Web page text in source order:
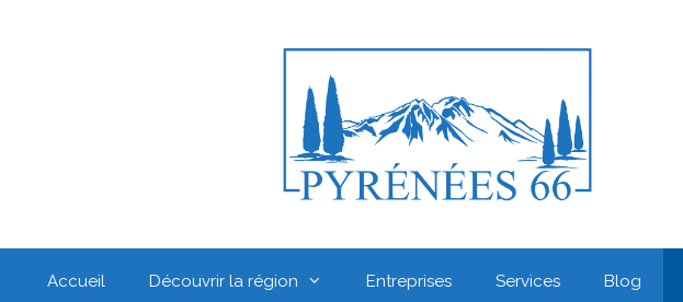
Accueil Découvrir la région Entreprises Services Blog